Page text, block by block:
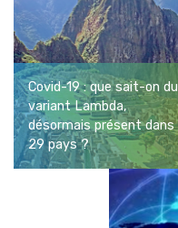
Covid-19 : que sait-on du
variant Lambda,
désormais présent dans
29 pays ?